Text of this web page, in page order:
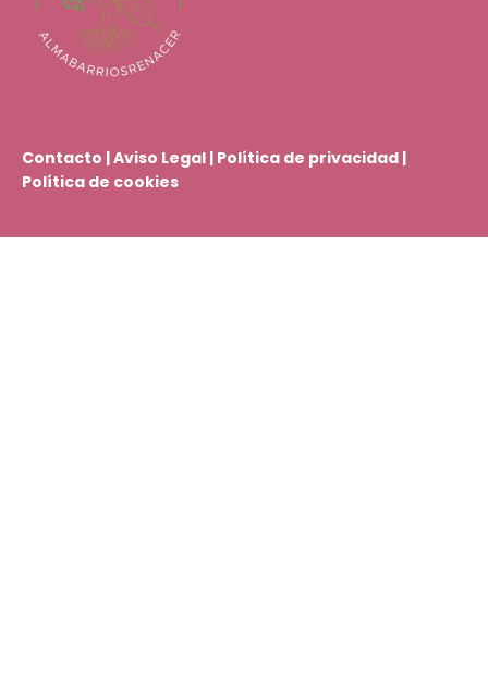
Contacto |Aviso Legal | Política de privacidad |
Política de cookies